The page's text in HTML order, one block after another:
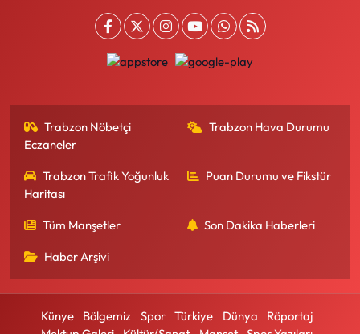
Trabzon Nöbetçi
Eczaneler
Trabzon Hava Durumu
Trabzon Trafik Yoğunluk
Haritası
Puan Durumu ve Fikstür
Tüm Manşetler Son Dakika Haberleri
Haber Arşivi
Künye Bölgemiz Spor Türkiye Dünya
Röportaj